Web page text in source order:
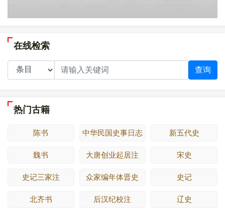
在线检索
查询
热门古籍
陈书 中华民国史事日志 新五代史
魏书 大唐创业起居注 宋史
史记三家注 众家编年体晋史 史记
北齐书 后汉纪校注 辽史